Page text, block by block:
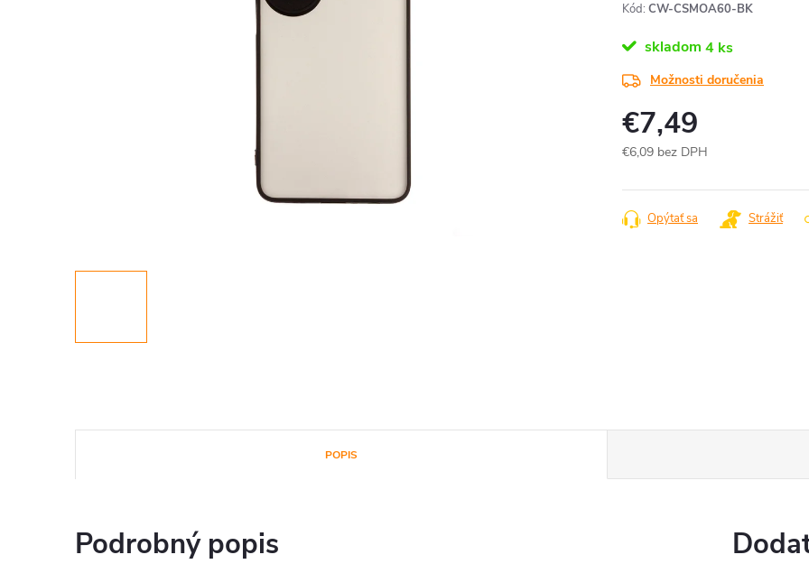
Kód: CW-CSMOA60-BK
skladom 4 ks
Možnosti doručenia
€7,49
€6,09 bez DPH
cena:
Opýtať sa Strážiť
POPIS
Podrobný popis